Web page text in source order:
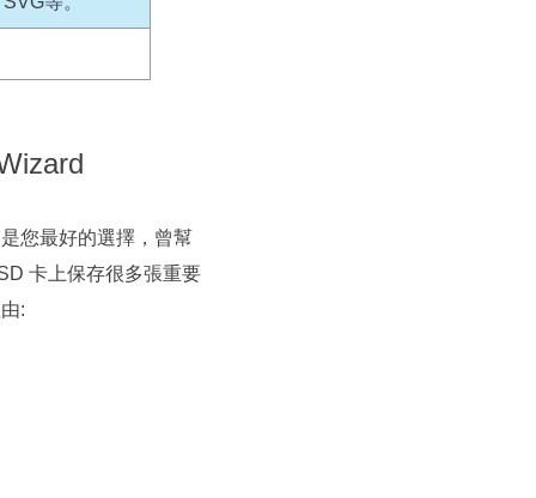
您最好的選擇，曾幫
卡上保存很多張重要
: